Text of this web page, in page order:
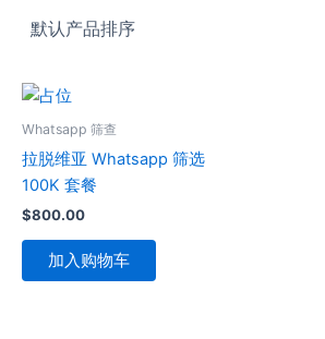
Whatsapp 筛查
拉脱维亚 Whatsapp 筛选
100K 套餐
$800.00
加入购物车